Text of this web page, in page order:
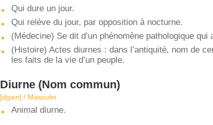
Qui dure un jour.
Qui relève du jour, par opposition à nocturne.
(Médecine) Se dit d’un phénomène pathologique qui
(Histoire) Actes diurnes : dans l’antiquité, nom de
les faits de la vie d’un peuple.
Diurne (Nom commun)
[djyʁn] / Masculin
Animal diurne.